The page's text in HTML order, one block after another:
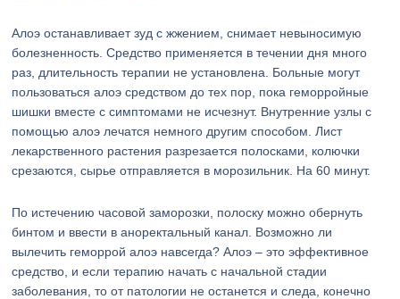
Алоэ останавливает зуд с жжением, снимает невыносимую
болезненность. Средство применяется в течении дня много
раз, длительность терапии не установлена. Больные могут
пользоваться алоэ средством до тех пор, пока геморройные
шишки вместе с симптомами не исчезнут. Внутренние узлы с
помощью алоэ лечатся немного другим способом. Лист
лекарственного растения разрезается полосками, колючки
срезаются, сырье отправляется в морозильник. На 60 минут.
По истечению часовой заморозки, полоску можно обернуть
бинтом и ввести в аноректальный канал. Возможно ли
вылечить геморрой алоэ навсегда? Алоэ – это эффективное
средство, и если терапию начать с начальной стадии
заболевания, то от патологии не останется и следа, конечно